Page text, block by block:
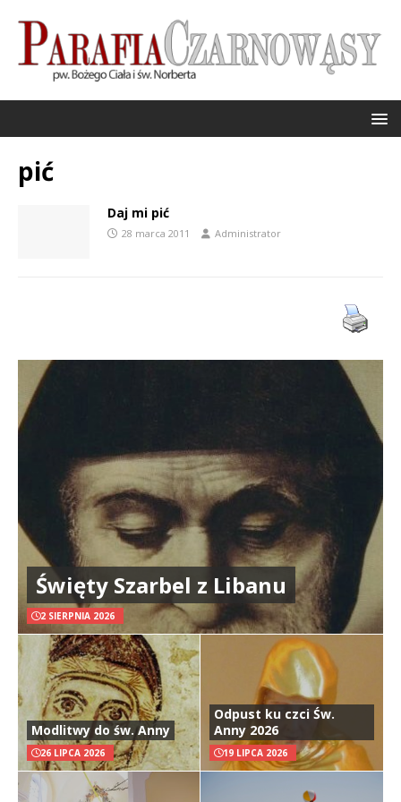
pić
Daj mi pić
28 marca 2011 Administrator
Święty Szarbel z Libanu
2 SIERPNIA 2026
Modlitwy do św. Anny
26 LIPCA 2026
Odpust ku czci Św.
Anny 2026
19 LIPCA 2026